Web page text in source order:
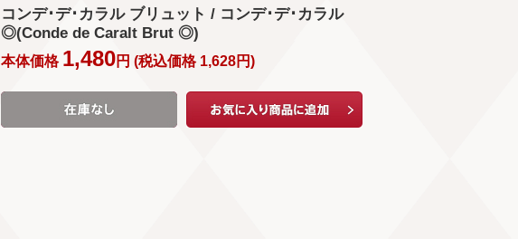
コンデ･デ･カラル ブリュット / コンデ･デ･カラル
◎(Conde de Caralt Brut ◎)
本体価格 1,480円 (税込価格 1,628円)